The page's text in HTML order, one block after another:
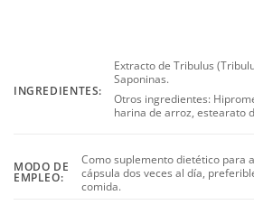
INGREDIENTES:
Extracto de Tribulus
Saponinas.
Otros ingredientes:
harina de arroz, estearato
MODO DE
EMPLEO:
Como suplemento dietético para
cápsula dos veces al día,
comida.